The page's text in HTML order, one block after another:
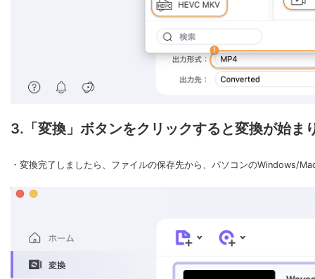
3.「変換」ボタンをクリックすると変換が始ま
・変換完了しましたら、ファイルの保存先から、パソコンのWindows/